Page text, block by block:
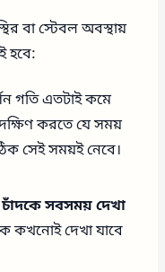
বা স্টেবল অবস্থায়
হবে:
গতি এতটাই কমে
করতে যে সময়
সেই সময়ই নেবে।
সবসময় দেখা
কখনোই দেখা যাবে